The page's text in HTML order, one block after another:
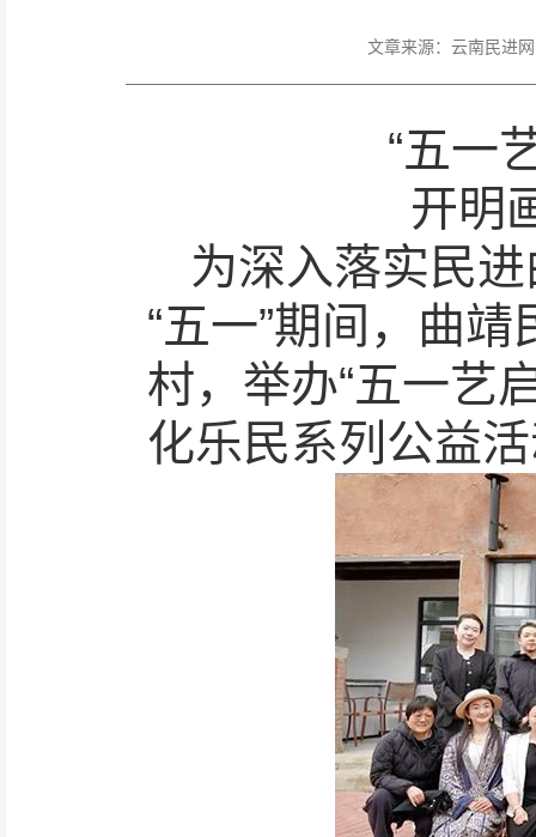
文章来源： 云南民进网
“五一
开明
为深入落实民
“五一”期间，曲
村，举办“五一艺
化乐民系列公益